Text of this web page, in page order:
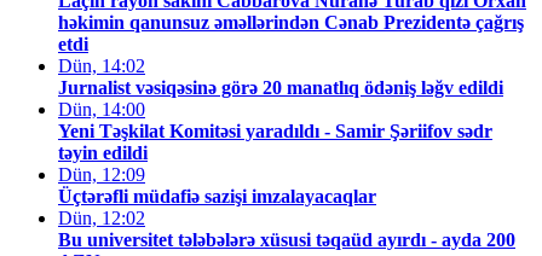
həkimin qanunsuz əməllərindən Cənab Prezidentə çağrış
etdi
Dün, 14:02
Jurnalist vəsiqəsinə görə 20 manatlıq ödəniş ləğv edildi
Dün, 14:00
Yeni Təşkilat Komitəsi yaradıldı - Samir Şəriifov sədr
təyin edildi
Dün, 12:09
Üçtərəfli müdafiə sazişi imzalayacaqlar
Dün, 12:02
Bu universitet tələbələrə xüsusi təqaüd ayırdı - ayda 200